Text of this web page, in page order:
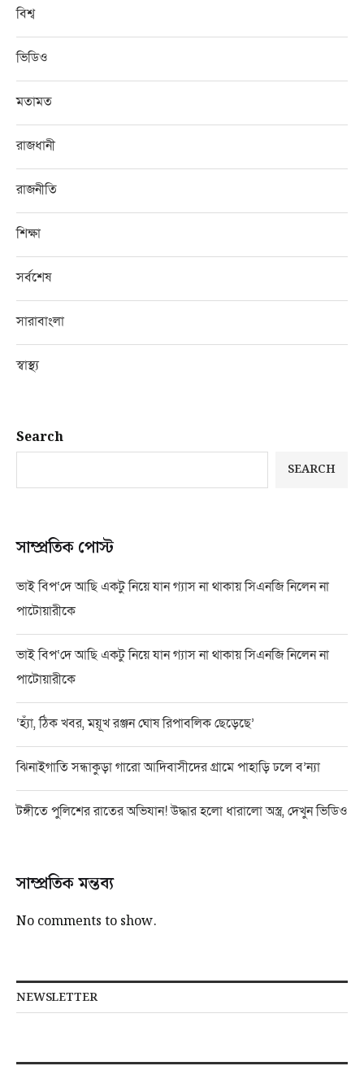
বিশ্ব
ভিডিও
মতামত
রাজধানী
রাজনীতি
শিক্ষা
সর্বশেষ
সারাবাংলা
স্বাস্থ্য
Search
SEARCH
সাম্প্রতিক পোস্ট
ভাই বিপ‘দে আছি একটু নিয়ে যান গ্যাস না থাকায় সিএনজি নিলেন না
পাটোয়ারীকে
ভাই বিপ‘দে আছি একটু নিয়ে যান গ্যাস না থাকায় সিএনজি নিলেন না
পাটোয়ারীকে
‘হ্যাঁ, ঠিক খবর, ময়ূখ রঞ্জন ঘোষ রিপাবলিক ছেড়েছে’
ঝিনাইগাতি সন্ধাকুড়া গারো আদিবাসীদের গ্রামে পাহাড়ি ঢলে ব’ন্যা
টঙ্গীতে পুলিশের রাতের অভিযান! উদ্ধার হলো ধারালো অস্ত্র, দেখুন ভিডিও
সাম্প্রতিক মন্তব্য
No comments to show.
NEWSLETTER